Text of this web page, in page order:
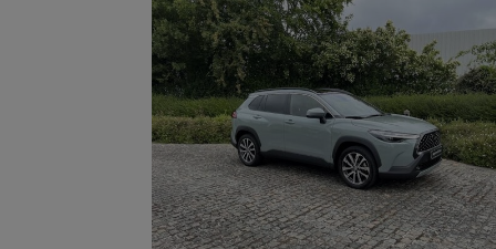
STYLE
Waarborg 119
Deuren